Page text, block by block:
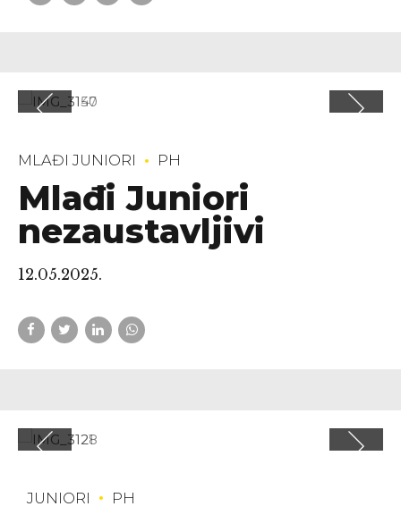
MLAĐI JUNIORI PH
Mlađi Juniori
nezaustavljivi
12.05.2025.
JUNIORI PH